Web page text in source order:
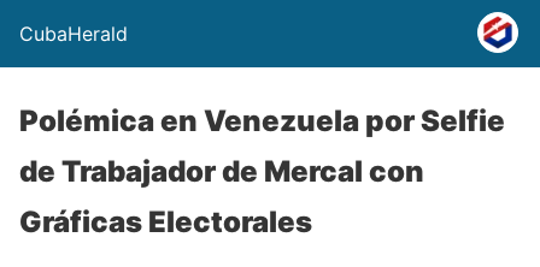
CubaHerald
Polémica en Venezuela por Selfie
de Trabajador de Mercal con
Gráficas Electorales